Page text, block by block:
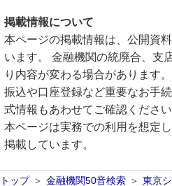
掲載情報について
本ページの掲載情報は、公開資
います。 金融機関の統廃合、支
り内容が変わる場合があります。
振込や口座登録など重要なお手
式情報もあわせてご確認ください
本ページは実務での利用を想定
掲載しています。
トップ 金融機関50音検索 東京